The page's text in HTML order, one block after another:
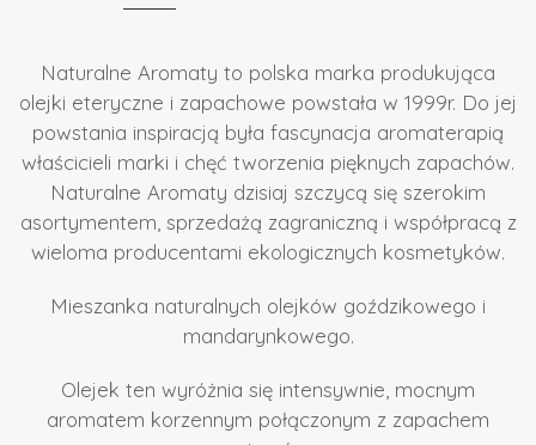
Naturalne Aromaty to polska marka produkująca
olejki eteryczne i zapachowe powstała w 1999r. Do jej
powstania inspiracją była fascynacja aromaterapią
właścicieli marki i chęć tworzenia pięknych zapachów.
Naturalne Aromaty dzisiaj szczycą się szerokim
asortymentem, sprzedażą zagraniczną i współpracą z
wieloma producentami ekologicznych kosmetyków.
Mieszanka naturalnych olejków goździkowego i
mandarynkowego.
Olejek ten wyróżnia się intensywnie, mocnym
aromatem korzennym połączonym z zapachem